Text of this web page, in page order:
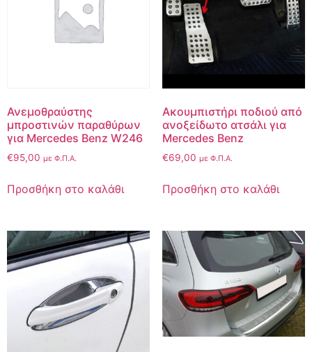
Ανεμοθραύστης
μπροστινών παραθύρων
για Mercedes Benz W246
€95,00 με Φ.Π.Α.
Προσθήκη στο καλάθι
Ακουμπιστήρι ποδιού από
ανοξείδωτο ατσάλι για
Mercedes Benz
€69,00 με Φ.Π.Α.
Προσθήκη στο καλάθι